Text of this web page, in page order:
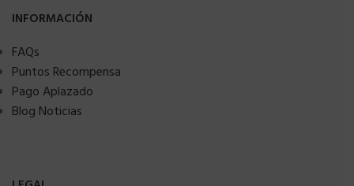
INFORMACIÓN
FAQs
Puntos Recompensa
Pago Aplazado
Blog Noticias